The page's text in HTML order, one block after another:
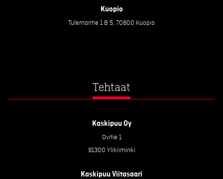
Kuopio
Tulemantie 1 B 5, 70800 Kuopio
Tehtaat
Kaskipuu Oy
Ovitie 1
91300 Ylikiiminki
Kaskipuu Viitasaari